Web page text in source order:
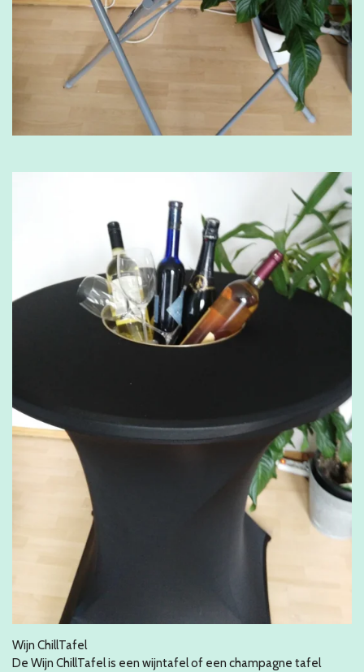
Wijn ChillTafel
De Wijn ChillTafel is een wijntafel of een champagne tafel